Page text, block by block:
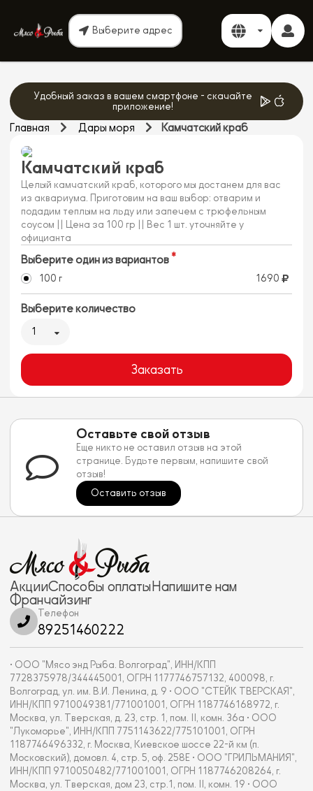
Выберите адрес
Удобный заказ в вашем смартфоне - скачайте
приложение!
Главная Дары моря Камчатский краб
Камчатский краб
Целый камчатский краб, которого мы достанем для вас
из аквариума. Приготовим на ваш выбор: отварим и
подадим теплым на льду или запечем с трюфельным
соусом || Цена за 100 гр || Вес 1 шт. уточняйте у
официанта
Выберите один из вариантов
100 г 1690
Выберите количество
1
Заказать
Оставьте свой отзыв
Еще никто не оставил отзыв на этой
странице. Будьте первым, напишите свой
отзыв!
Оставить отзыв
АкцииСпособы оплатыНапишите нам
Франчайзинг
Телефон
89251460222
• ООО "Мясо энд Рыба. Волгоград", ИНН/КПП
7728375978/344445001, ОГРН 1177746757132, 400098, г.
Волгоград, ул. им. В.И. Ленина, д. 9 • ООО "СТЕЙК ТВЕРСКАЯ",
ИНН/КПП 9710049381/771001001, ОГРН 1187746168972, г.
Москва, ул. Тверская, д. 23, стр. 1, пом. II, комн. 36а • ООО
"Лукоморье", ИНН/КПП 7751143622/775101001, ОГРН
1187746496332, г. Москва, Киевское шоссе 22-й км (п.
Московский), домовл. 4, стр. 5, оф. 258Е • ООО "ГРИЛЬМАНИЯ",
ИНН/КПП 9710050482/771001001, ОГРН 1187746208264, г.
Москва, ул. Тверская, дом 23, стр.1, пом. II, комн. 19 • ООО